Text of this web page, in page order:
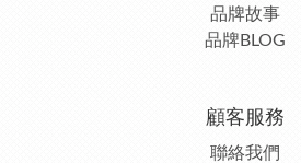
品牌故事
品牌BLOG
顧客服務
聯絡我們